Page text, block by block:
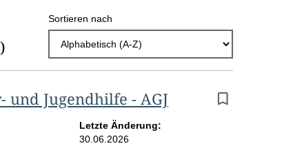
r
Sortieren nach
Jugendhilfe - AGJ
Letzte Änderung:
30.06.2026